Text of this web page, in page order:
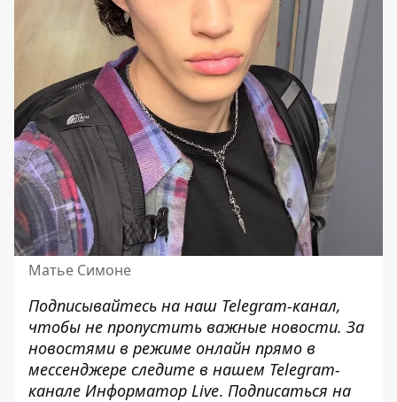
Матье Симоне
Подписывайтесь на наш Telegram-канал,
чтобы не пропустить важные новости. За
новостями в режиме онлайн прямо в
мессенджере следите в нашем Telegram-
канале Информатор Live. Подписаться на